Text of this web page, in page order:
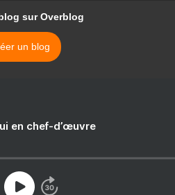
sur Overblog
un blog
en chef-d’œuvre